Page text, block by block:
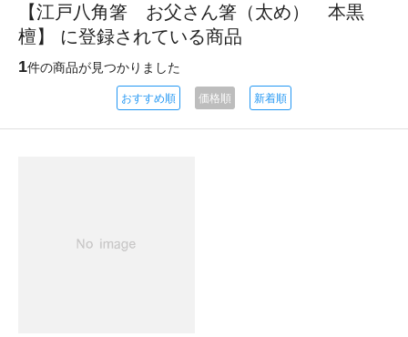
【江戸八角箸 お父さん箸（太め） 本黒
檀】 に登録されている商品
1件の商品が見つかりました
おすすめ順 価格順 新着順